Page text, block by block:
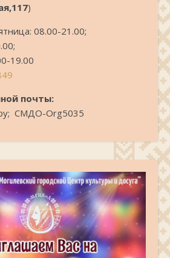
)
08.00-21.00;
19.00
почты:
СМДО-Org5035